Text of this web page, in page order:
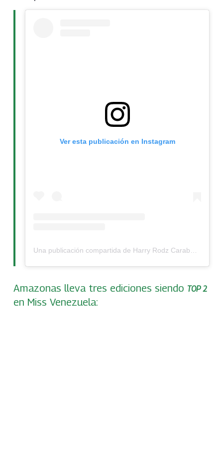
Ver esta publicación en Instagram
Una publicación compartida de Harry Rodz Caraballo
Amazonas lleva tres ediciones siendo TOP 2
en Miss Venezuela: